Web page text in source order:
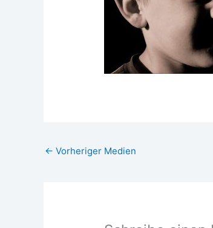
← Vorheriger Medien